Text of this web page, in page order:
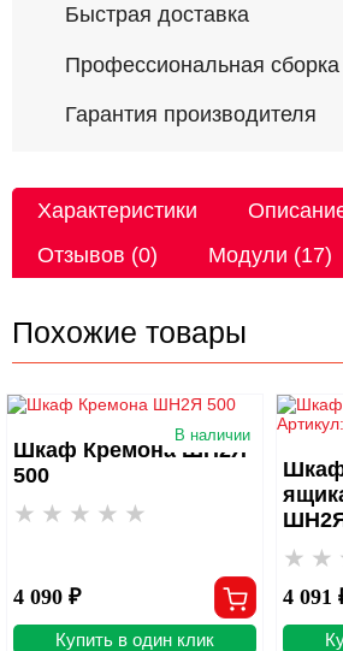
Быстрая доставка
Профессиональная сборка
Гарантия производителя
Характеристики
Отзывов (0)
Модули (17)
Похожие товары
В наличии
Шкаф Кремона ШН2Я
500
4 090 ₽
Купить в один клик
4 091